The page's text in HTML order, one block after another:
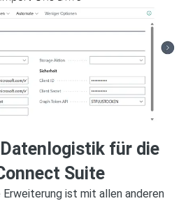
für die
Suite
ist mit allen anderen